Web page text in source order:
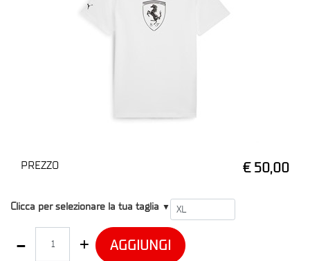
PREZZO € 50,00
T1
Clicca per selezionare la tua taglia ▼
AGGIUNGI